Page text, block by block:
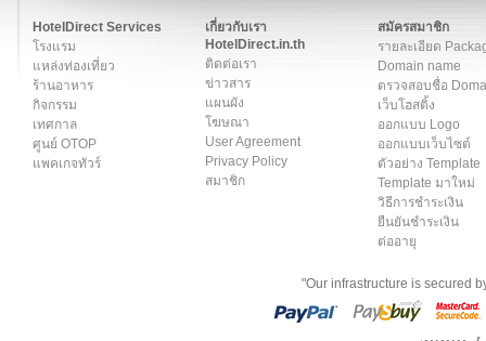
HotelDirect Services
โรงแรม
แหล่งท่องเที่ยว
ร้านอาหาร
กิจกรรม
เทศกาล
ศูนย์ OTOP
แพคเกจทัวร์
เกี่ยวกับเรา
HotelDirect.in.th
ติดต่อเรา
ข่าวสาร
แผนผัง
โฆษณา
User Agreement
Privacy Policy
สมาชิก
สมัครสมาชิก
รายละเอียด
Domain name
ตรวจสอบชื่อ
เว็บโฮสติ้ง
ออกแบบ Logo
ออกแบบเว็บไซต์
ตัวอย่าง Template
Template มาใหม่
วิธีการชำระเงิน
ยืนยันชำระเงิน
ต่ออายุ
"Our infrastructure is secured